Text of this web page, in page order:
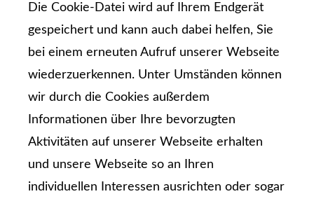
Die Cookie-Datei wird auf Ihrem Endgerät
gespeichert und kann auch dabei helfen, Sie
bei einem erneuten Aufruf unserer Webseite
wiederzuerkennen. Unter Umständen können
wir durch die Cookies außerdem
Informationen über Ihre bevorzugten
Aktivitäten auf unserer Webseite erhalten
und unsere Webseite so an Ihren
individuellen Interessen ausrichten oder sogar